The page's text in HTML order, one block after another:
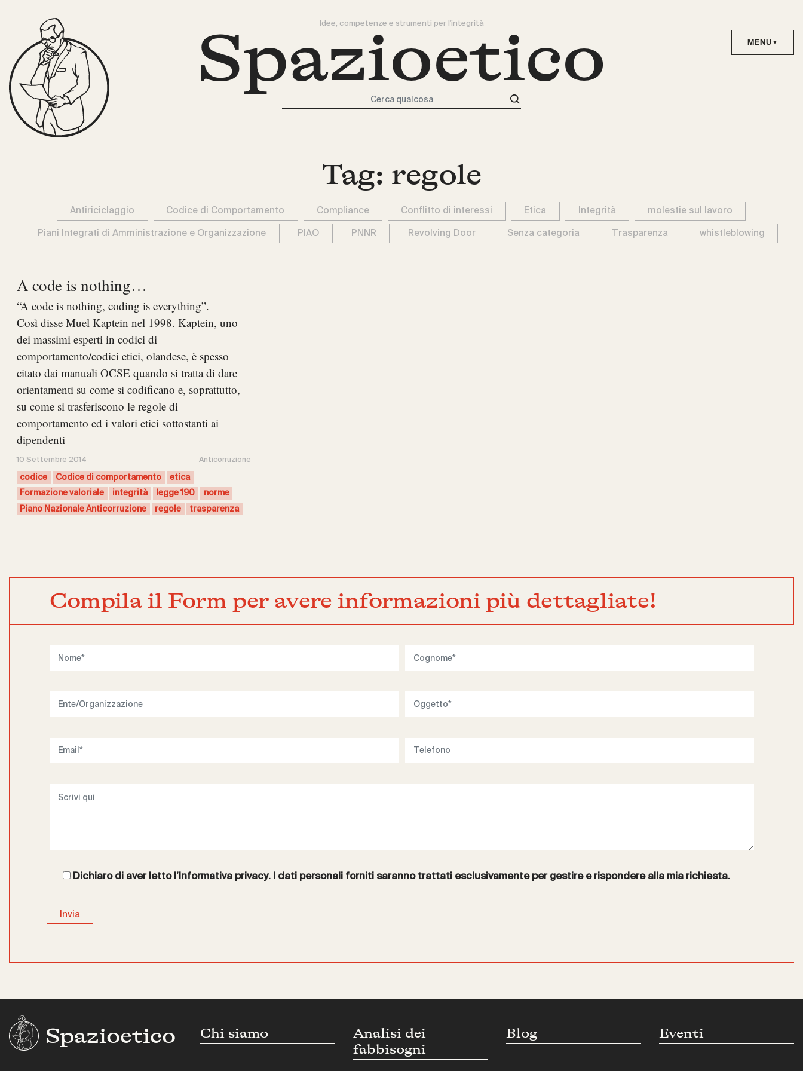
Idee, competenze e strumenti per l'integrità
Spazioetico
Tag: regole
Antiriciclaggio Codice di Comportamento Compliance Conflitto di interessi Etica Integrità molestie sul lavoro
Piani Integrati di Amministrazione e Organizzazione PIAO PNNR Revolving Door Senza categoria Trasparenza whistleblowing
A code is nothing…
“A code is nothing, coding is everything”.
Così disse Muel Kaptein nel 1998. Kaptein, uno
dei massimi esperti in codici di
comportamento/codici etici, olandese, è spesso
citato dai manuali OCSE quando si tratta di dare
orientamenti su come si codificano e, soprattutto,
su come si trasferiscono le regole di
comportamento ed i valori etici sottostanti ai
dipendenti
10 Settembre 2014 Anticorruzione
codice Codice di comportamento
etica
Formazione valoriale
integrità legge 190
norme
Piano Nazionale Anticorruzione
regole trasparenza
Compila il Form per avere informazioni più dettagliate!
Dichiaro di aver letto l’Informativa privacy. I dati personali forniti saranno trattati esclusivamente per gestire e rispondere alla mia richiesta.
Spazioetico Chi siamo
Analisi dei
fabbisogni
Blog Eventi